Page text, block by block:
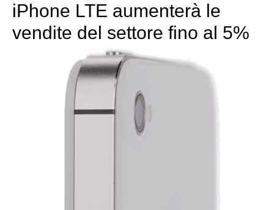
iPhone LTE aumenterà le
vendite del settore fino al 5%